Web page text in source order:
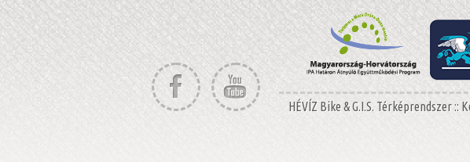
HÉVÍZ Bike & G.I.S. Térképrendszer